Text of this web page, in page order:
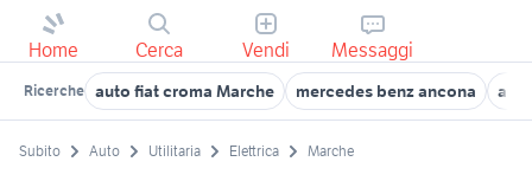
Home Cerca Vendi Messaggi
Ricerche auto fiat croma Marche mercedes benz ancona
Subito Auto Utilitaria Elettrica Marche